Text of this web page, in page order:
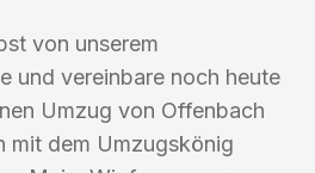
von unserem
und vereinbare noch heute
Umzug von Offenbach
mit dem Umzugskönig